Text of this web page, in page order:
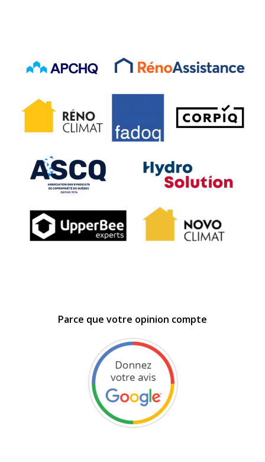
Parce que votre opinion compte